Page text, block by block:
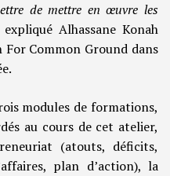
de mettre en œuvre les
expliqué Alhassane Konah
For Common Ground dans
modules de formations,
au cours de cet atelier,
(atouts, déficits,
plan d’action), la